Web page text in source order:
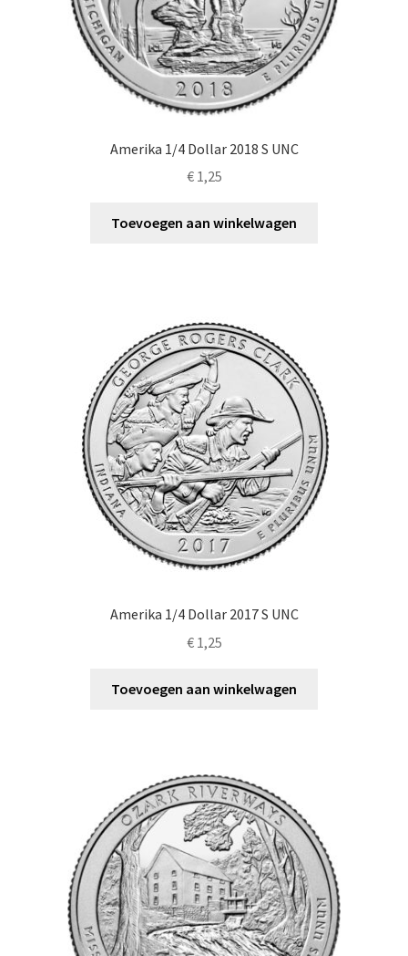
Amerika 1/4 Dollar 2018 S UNC
€1,25
Toevoegen aan winkelwagen
Amerika 1/4 Dollar 2017 S UNC
€1,25
Toevoegen aan winkelwagen